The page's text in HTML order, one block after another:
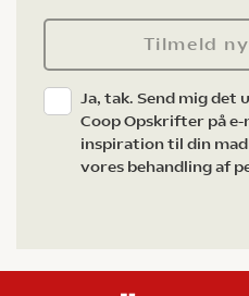
Tilmeld
Ja, tak. Send mig det
Coop Opskrifter på
inspiration til din
vores behandling af